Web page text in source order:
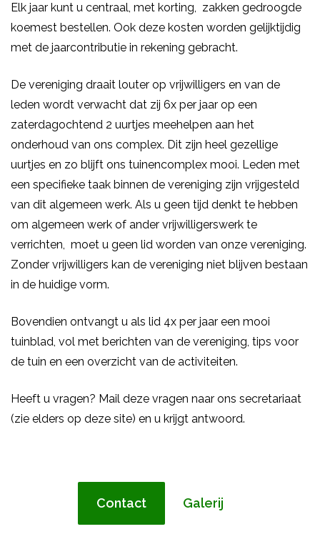
Elk jaar kunt u centraal, met korting, zakken gedroogde
koemest bestellen. Ook deze kosten worden gelijktijdig
met de jaarcontributie in rekening gebracht.
De vereniging draait louter op vrijwilligers en van de
leden wordt verwacht dat zij 6x per jaar op een
zaterdagochtend 2 uurtjes meehelpen aan het
onderhoud van ons complex. Dit zijn heel gezellige
uurtjes en zo blijft ons tuinencomplex mooi. Leden met
een specifieke taak binnen de vereniging zijn vrijgesteld
van dit algemeen werk. Als u geen tijd denkt te hebben
om algemeen werk of ander vrijwilligerswerk te
verrichten, moet u geen lid worden van onze vereniging.
Zonder vrijwilligers kan de vereniging niet blijven bestaan
in de huidige vorm.
Bovendien ontvangt u als lid 4x per jaar een mooi
tuinblad, vol met berichten van de vereniging, tips voor
de tuin en een overzicht van de activiteiten.
Heeft u vragen? Mail deze vragen naar ons secretariaat
(zie elders op deze site) en u krijgt antwoord.
Contact Galerij